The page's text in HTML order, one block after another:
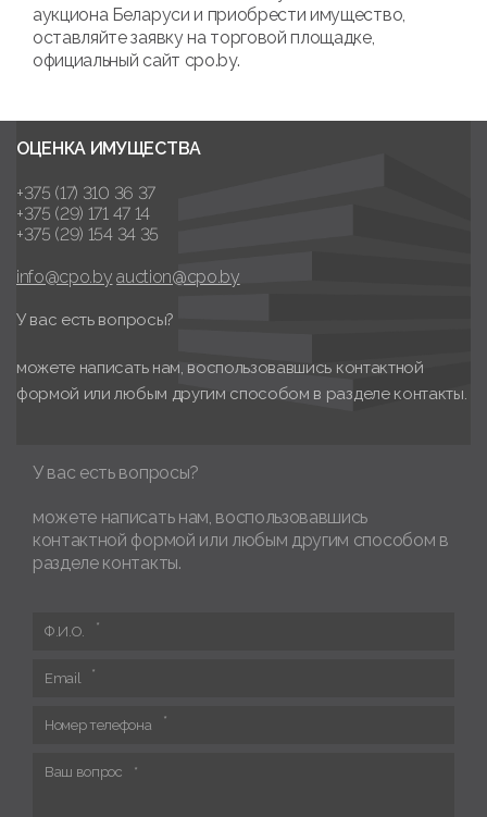
аукциона Беларуси и приобрести имущество,
оставляйте заявку на торговой площадке,
официальный сайт cpo.by.
ОЦЕНКА ИМУЩЕСТВА
+375 (17) 310 36 37
+375 (29) 171 47 14
+375 (29) 154 34 35
info@cpo.by auction@cpo.by
У вас есть вопросы?
можете написать нам, воспользовавшись контактной
формой или любым другим способом в разделе контакты.
У вас есть вопросы?
можете написать нам, воспользовавшись
контактной формой или любым другим способом в
разделе контакты.
Ф.И.О.
Email
Номер телефона
Ваш вопрос